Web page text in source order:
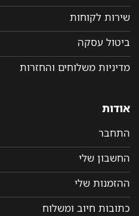
שירות לקוחות
ביטול עסקה
מדיניות משלוחים והחזרות
אודות
התחבר
החשבון שלי
ההזמנות שלי
כתובות חיוב ומשלוח